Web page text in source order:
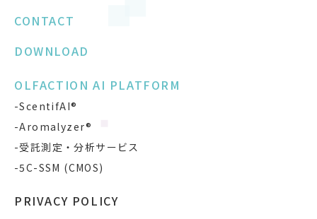
CONTACT
DOWNLOAD
OLFACTION AI PLATFORM
-ScentifAI®
-Aromalyzer®
-受託測定・分析サービス
-5C-SSM (CMOS)
PRIVACY POLICY